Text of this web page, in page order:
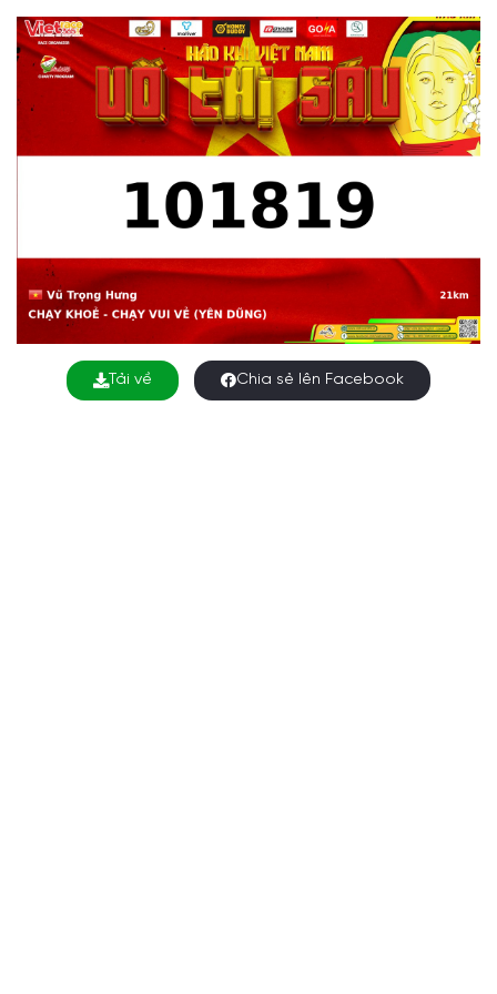
Tải về Chia sẻ lên Facebook